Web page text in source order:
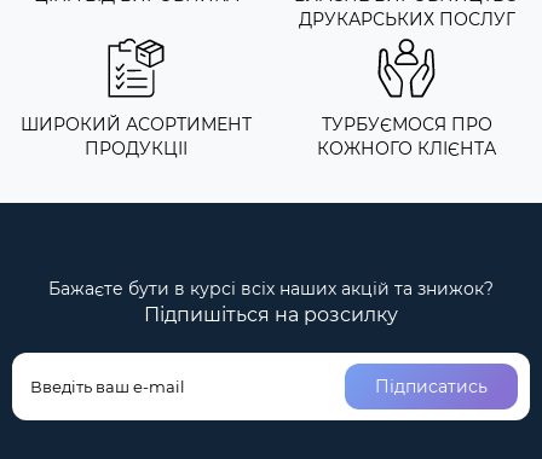
ДРУКАРСЬКИХ ПОСЛУГ
ШИРОКИЙ АСОРТИМЕНТ
ПРОДУКЦІІ
ТУРБУЄМОСЯ ПРО
КОЖНОГО КЛІЄНТА
Бажаєте бути в курсі всіх наших акцій та знижок?
Підпишіться на розсилку
Підписатись